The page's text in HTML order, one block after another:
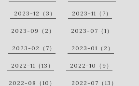
2023-12（3） 2023-11（7）
2023-09（2） 2023-07（1）
2023-02（7） 2023-01（2）
2022-11（13） 2022-10（9）
2022-08（10） 2022-07（13）